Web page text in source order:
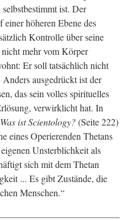
selbstbestimmt ist. Der
einer höheren Ebene des
Kontrolle über seine
mehr vom Körper
Er soll tatsächlich nicht
ausgedrückt ist der
das sein volles spirituelles
verwirklicht hat. In
Was ist Scientology?(Seite 222)
eines Operierenden Thetans
Unsterblichkeit als
sich mit dem Thetan
... Es gibt Zustände, die
Menschen.“